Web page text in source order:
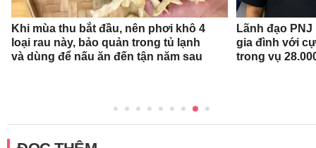
Khi mùa thu bắt đầu, nên phơi khô 4
loại rau này, bảo quản trong tủ lạnh
và dùng để nấu ăn đến tận năm sau
Lãnh đạo
gia đình với
trong vụ